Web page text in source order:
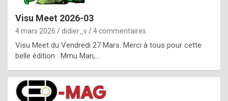
p
l
c
Visu Meet 2026-03
4 mars 2026 didier_v 4 commentaires
Visu Meet du Vendredi 27 Mars. Merci à tous pour cette
belle édition : Mmu Man,…